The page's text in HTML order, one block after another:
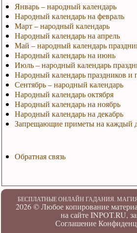
Январь – народный календарь
Народный календарь на февраль
Март – народный календарь
Народный календарь на апрель
Май – народный календарь
Народный календарь на июнь
Июль – народный календарь
Народный календарь праздников и
Сентябрь – народный календарь
Народный календарь октября
Народный календарь на ноябрь
Народный календарь на декабрь
Запрещающие приметы на каждый
Обратная связь
БЕСПЛАТНЫЕ ОНЛАЙН ГАДАНИЯ.
2026 ©Любое копирование
на сайте INPOT.RU,
Соглашение